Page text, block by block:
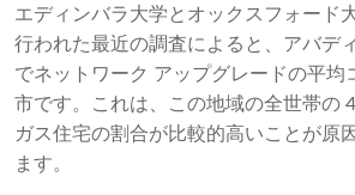
エディンバラ大学とオックスフォード
行われた最近の調査によると、アバデ
でネットワーク アップグレードの平均
市です。これは、この地域の全世帯の
ガス住宅の割合が比較的高いことが原
ます。